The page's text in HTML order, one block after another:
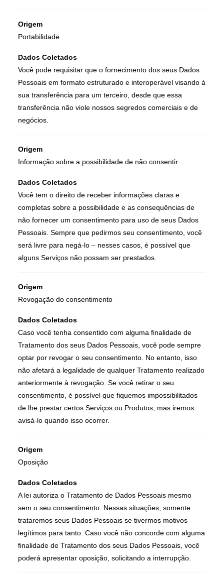
Origem
Portabilidade
Dados Coletados
Você pode requisitar que o fornecimento dos seus Dados
Pessoais em formato estruturado e interoperável visando à
sua transferência para um terceiro, desde que essa
transferência não viole nossos segredos comerciais e de
negócios.
Origem
Informação sobre a possibilidade de não consentir
Dados Coletados
Você tem o direito de receber informações claras e
completas sobre a possibilidade e as consequências de
não fornecer um consentimento para uso de seus Dados
Pessoais. Sempre que pedirmos seu consentimento, você
será livre para negá-lo – nesses casos, é possível que
alguns Serviços não possam ser prestados.
Origem
Revogação do consentimento
Dados Coletados
Caso você tenha consentido com alguma finalidade de
Tratamento dos seus Dados Pessoais, você pode sempre
optar por revogar o seu consentimento. No entanto, isso
não afetará a legalidade de qualquer Tratamento realizado
anteriormente à revogação. Se você retirar o seu
consentimento, é possível que fiquemos impossibilitados
de lhe prestar certos Serviços ou Produtos, mas iremos
avisá-lo quando isso ocorrer.
Origem
Oposição
Dados Coletados
A lei autoriza o Tratamento de Dados Pessoais mesmo
sem o seu consentimento. Nessas situações, somente
trataremos seus Dados Pessoais se tivermos motivos
legítimos para tanto. Caso você não concorde com alguma
finalidade de Tratamento dos seus Dados Pessoais, você
poderá apresentar oposição, solicitando a interrupção.